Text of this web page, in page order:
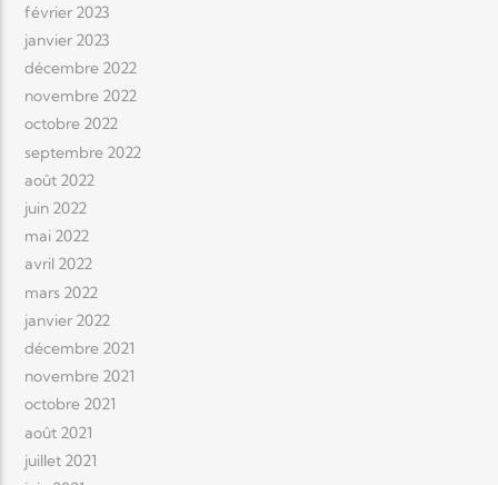
février 2023
janvier 2023
décembre 2022
novembre 2022
octobre 2022
septembre 2022
août 2022
juin 2022
mai 2022
avril 2022
mars 2022
janvier 2022
décembre 2021
novembre 2021
octobre 2021
août 2021
juillet 2021